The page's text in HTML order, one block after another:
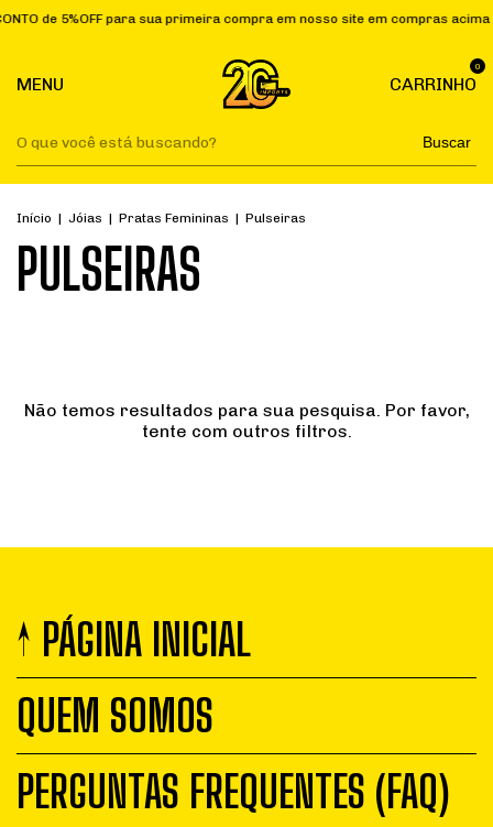
de 5%OFF para sua primeira compra em nosso site em compras
MENU CARRINHO
0
Buscar
Início | Jóias | Pratas Femininas | Pulseiras
PULSEIRAS
Não temos resultados para sua pesquisa. Por favor,
tente com outros filtros.
↑ PÁGINA INICIAL
QUEM SOMOS
PERGUNTAS FREQUENTES (FAQ)